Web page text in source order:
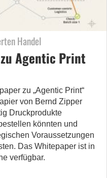
Handel
Agentic Print
zu „Agentic Print“
von Bernd Zipper
Druckprodukte
könnten und
Voraussetzungen
Das Whitepaper ist in
verfügbar.